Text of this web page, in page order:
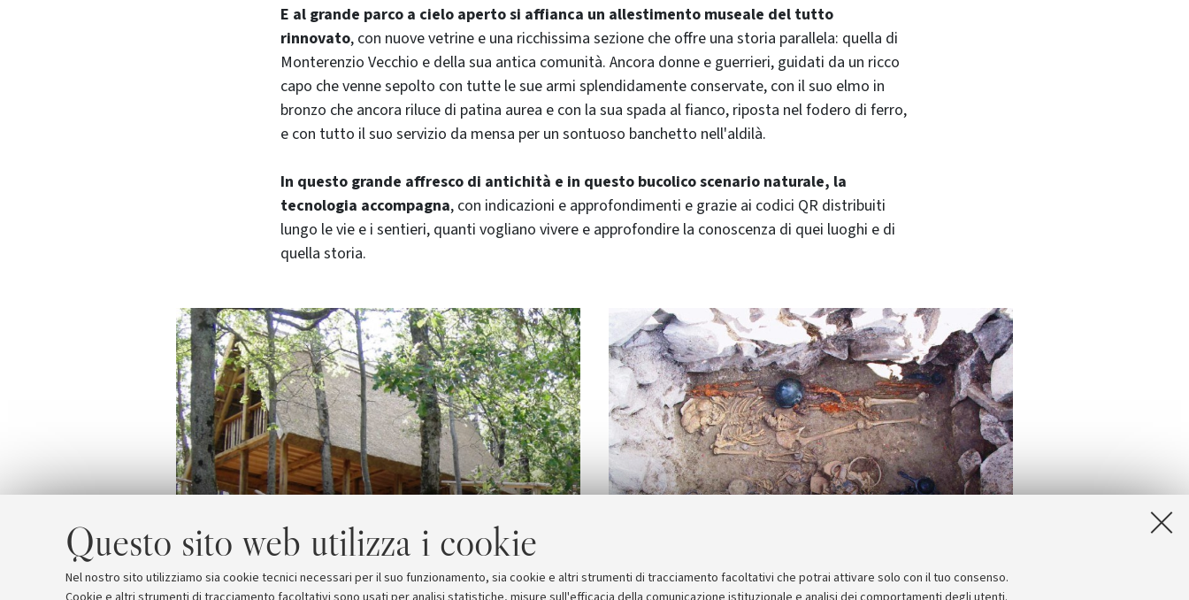
Questo sito web utilizza i cookie
Nel nostro sito utilizziamo sia cookie tecnici necessari per il suo funzionamento, sia cookie e altri strumenti di tracciamento facoltativi che potrai attivare solo con il tuo consenso.
E al grande parco a cielo aperto si affianca un allestimento museale del tutto
rinnovato, con nuove vetrine e una ricchissima sezione che offre una storia parallela: quella di
Monterenzio Vecchio e della sua antica comunità. Ancora donne e guerrieri, guidati da un ricco
capo che venne sepolto con tutte le sue armi splendidamente conservate, con il suo elmo in
bronzo che ancora riluce di patina aurea e con la sua spada al fianco, riposta nel fodero di ferro,
e con tutto il suo servizio da mensa per un sontuoso banchetto nell'aldilà.
In questo grande affresco di antichità e in questo bucolico scenario naturale, la
tecnologia accompagna, con indicazioni e approfondimenti e grazie ai codici QR distribuiti
lungo le vie e i sentieri, quanti vogliano vivere e approfondire la conoscenza di quei luoghi e di
quella storia.